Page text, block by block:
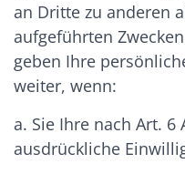
an Dritte zu anderen
aufgeführten
geben Ihre
weiter, wenn:
a. Sie Ihre nach Art. 6
ausdrückliche